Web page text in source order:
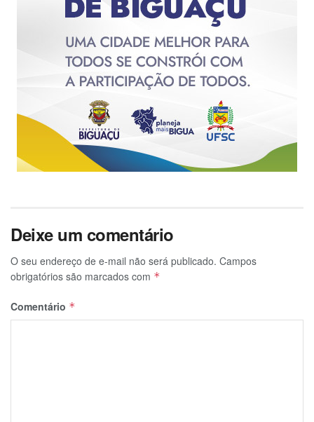
Deixe um comentário
O seu endereço de e-mail não será publicado. Campos
obrigatórios são marcados com *
Comentário *